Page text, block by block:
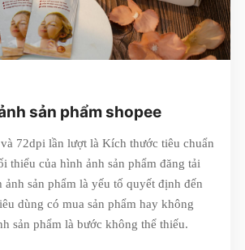
sản phẩm shopee
72dpi lần lượt là Kích thước tiêu chuẩn
thiểu của hình ảnh sản phẩm đăng tải
ảnh sản phẩm là yếu tố quyết định đến
dùng có mua sản phẩm hay không
sản phẩm là bước không thể thiếu.